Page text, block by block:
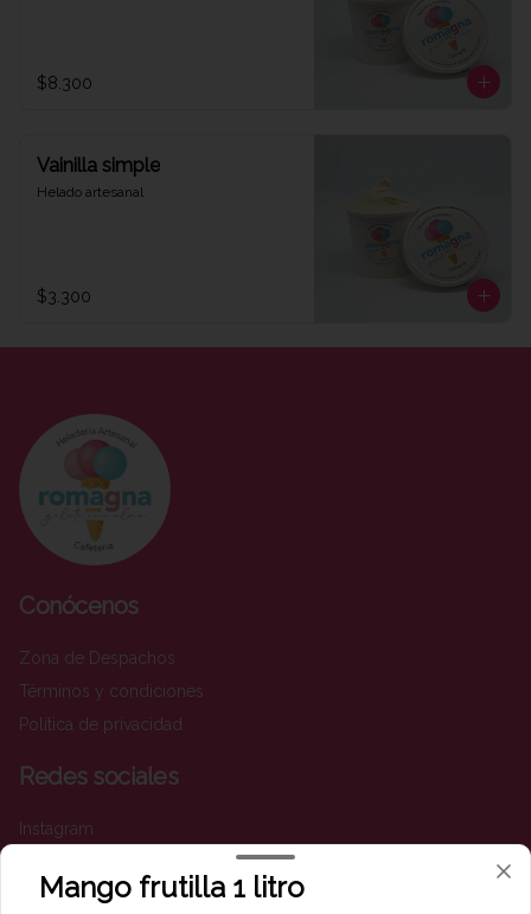
$8.300
Vainilla simple
Helado artesanal
$3.300
Conócenos
Zona de Despachos
Términos y condiciones
Política de privacidad
Redes sociales
Instagram
Mango frutilla 1 litro